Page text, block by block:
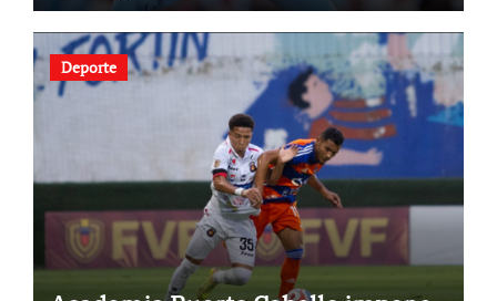
Deporte